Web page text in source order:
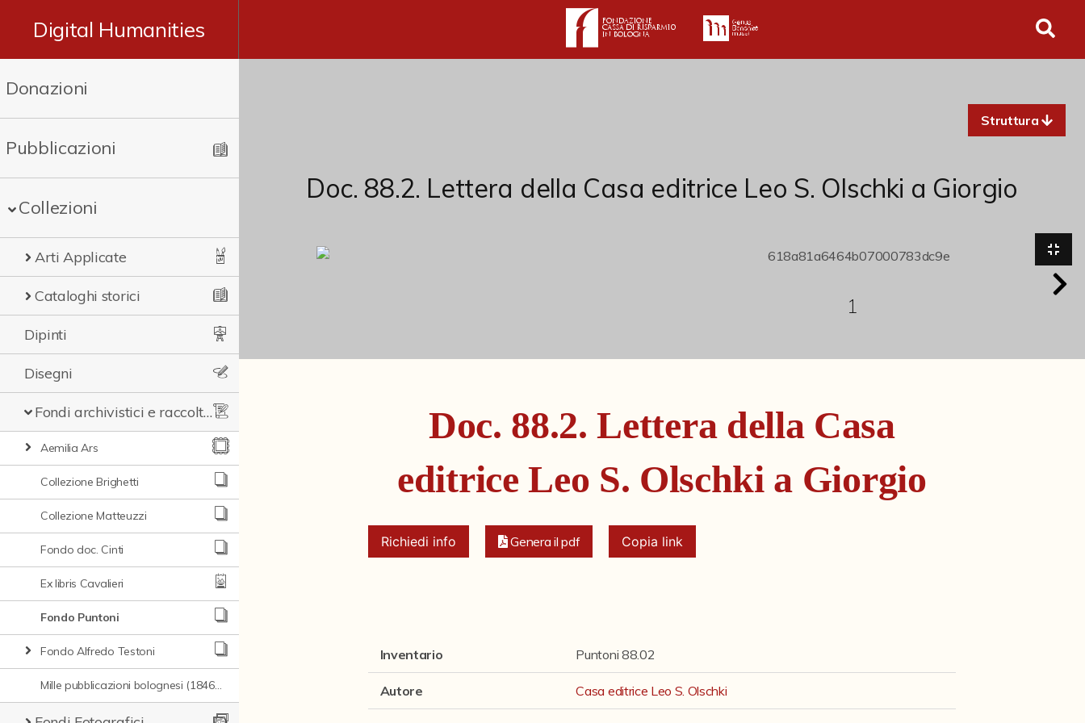
Digital Humanities
Donazioni
Pubblicazioni
Collezioni
Arti Applicate
Cataloghi storici
Dipinti
Disegni
Fondi archivistici e raccolte documentarie
Aemilia Ars
Collezione Brighetti
Collezione Matteuzzi
Fondo doc. Cinti
Ex libris Cavalieri
Fondo Puntoni
Fondo Alfredo Testoni
Mille pubblicazioni bolognesi (1846-1849)
Struttura
Doc. 88.2. Lettera della Casa editrice Leo S. Olschki a Giorgio
1
Doc. 88.2. Lettera della Casa
editrice Leo S. Olschki a Giorgio
Richiedi info Genera il pdf Copia link
Inventario Puntoni 88.02
Autore Casa editrice Leo S. Olschki